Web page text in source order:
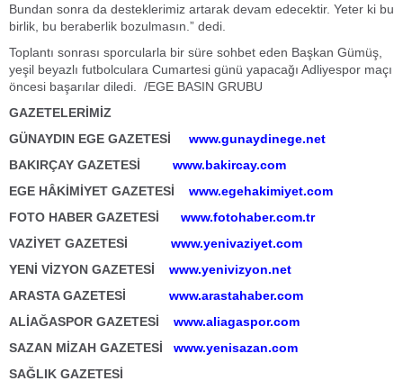
Bundan sonra da desteklerimiz artarak devam edecektir. Yeter ki bu
birlik, bu beraberlik bozulmasın.” dedi.
Toplantı sonrası sporcularla bir süre sohbet eden Başkan Gümüş,
yeşil beyazlı futbolculara Cumartesi günü yapacağı Adliyespor maçı
öncesi başarılar diledi. /EGE BASIN GRUBU
GAZETELERİMİZ
GÜNAYDIN EGE GAZETESİ
www.gunaydinege.net
BAKIRÇAY GAZETESİ www.bakircay.com
EGE HÂKİMİYET GAZETESİ
www.egehakimiyet.com
FOTO HABER GAZETESİ
www.fotohaber.com.tr
VAZİYET GAZETESİ www.yenivaziyet.com
YENİ VİZYON GAZETESİ
www.yenivizyon.net
ARASTA GAZETESİ www.arastahaber.com
ALİAĞASPOR GAZETESİ
www.aliagaspor.com
SAZAN MİZAH GAZETESİ
www.yenisazan.com
SAĞLIK GAZETESİ